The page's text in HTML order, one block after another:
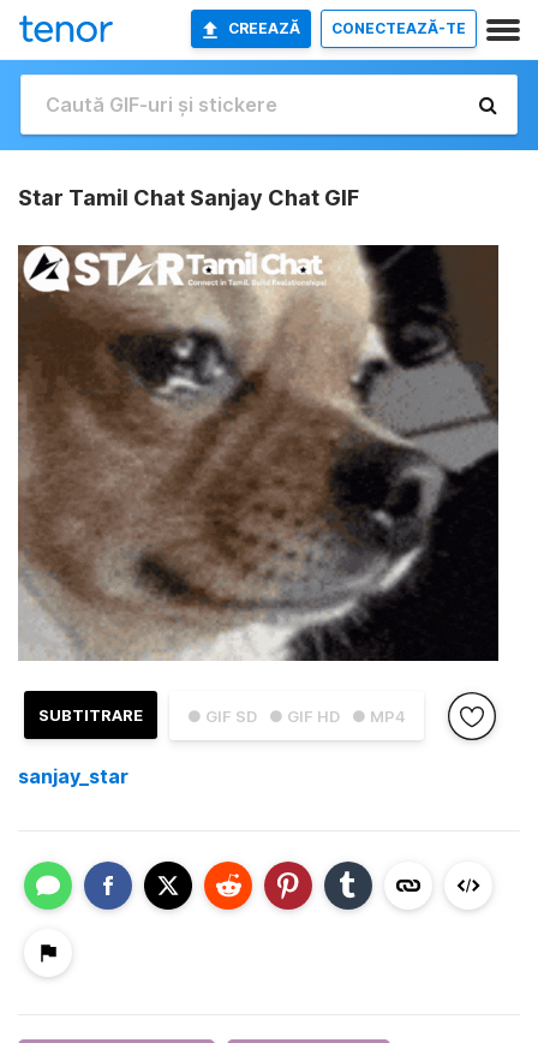
CREEAZĂ CONECTEAZĂ-TE
Star Tamil Chat Sanjay Chat GIF
● GIF SD ● GIF HD ● MP4
SUBTITRARE
sanjay_star